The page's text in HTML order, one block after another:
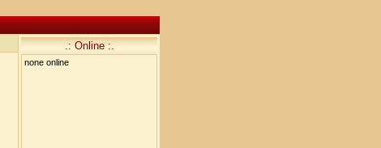
.: Online :.
none online